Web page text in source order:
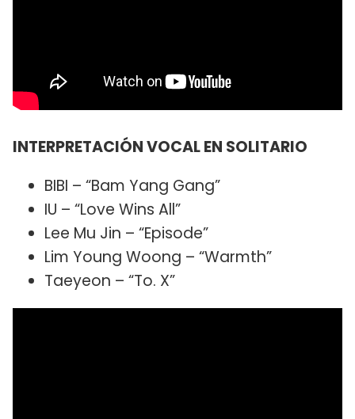
INTERPRETACIÓN VOCAL EN SOLITARIO
BIBI – “Bam Yang Gang”
IU – “Love Wins All”
Lee Mu Jin – “Episode”
Lim Young Woong – “Warmth”
Taeyeon – “To. X”